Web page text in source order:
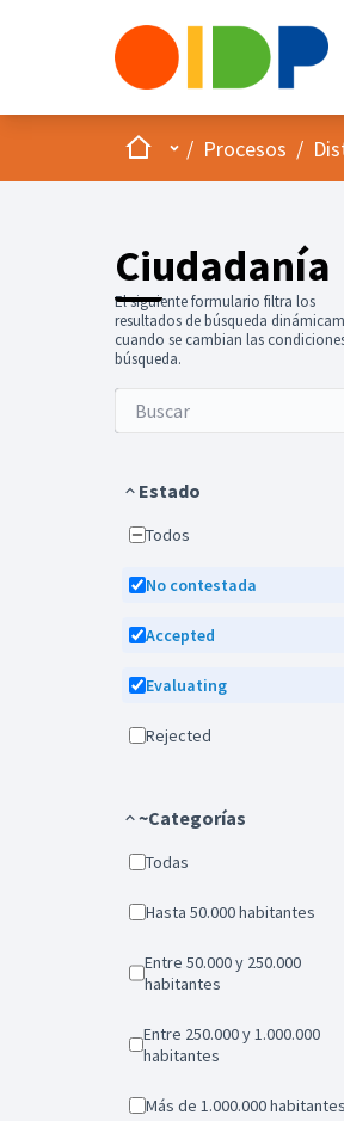
InicioMenú principal
/ Procesos /
Ciudadanía
El siguiente formulario filtra los
resultados de búsqueda
cuando se cambian las
búsqueda.
Estado
Todos
No contestada
Accepted
Evaluating
Rejected
~Categorías
Todas
Hasta 50.000 habitantes
Entre 50.000 y 250.000
habitantes
Entre 250.000 y 1.000.000
habitantes
Más de 1.000.000 habitantes